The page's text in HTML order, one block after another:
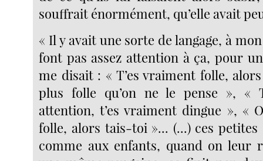
souffrait énormément, qu’elle avait
« Il y avait une sorte de langage, à
font pas assez attention à ça, pour
me disait : « T’es vraiment folle, alors
plus folle qu’on ne le pense », «
attention, t’es vraiment dingue », «
folle, alors tais-toi »... (...) ces petites
comme aux enfants, quand on leur